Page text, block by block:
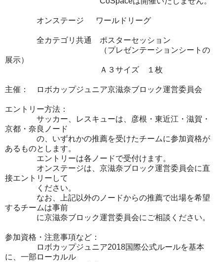
オンステージ ワールドリーグ
全カテゴリ共通 ポスターセッション
（プレゼンテーションシートの
展示）
Ａ３サイズ １枚
主催： ロボカップジュニア京滋奈ブロック運営委員会
エントリー方法：
サッカー、レスキューは、彦根・東近江・滋賀・
京都・奈良ノード
の、いずれかの推薦を受けたチームに参加資格が
あるものとします。
エントリーは各ノードで受付けます。
オンステージは、京滋奈ブロック運営委員会に直
接エントリーして
ください。
なお、上記以外のノードからの推薦で出場を希望
するチームは事前
に京滋奈ブロック運営委員会にご相談ください。
参加資格・注意事項など：
ロボカップジュニア2018国際公式ルールを基本
に、一部ローカルル